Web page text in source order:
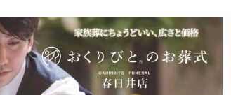
採用情報 会社概要